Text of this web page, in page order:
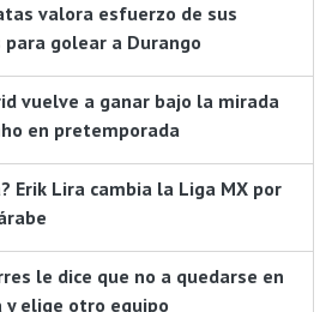
valora esfuerzo de sus
para golear a Durango
vuelve a ganar bajo la mirada
en pretemporada
Erik Lira cambia la Liga MX por
le dice que no a quedarse en
y elige otro equipo